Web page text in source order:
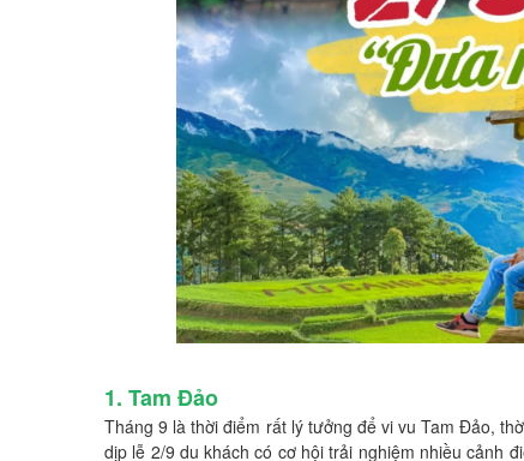
1. Tam Đảo
Tháng 9 là thời điểm rất lý tưởng để vi vu Tam Đảo,
dịp lễ 2/9 du khách có cơ hội trải nghiệm nhiều cảnh